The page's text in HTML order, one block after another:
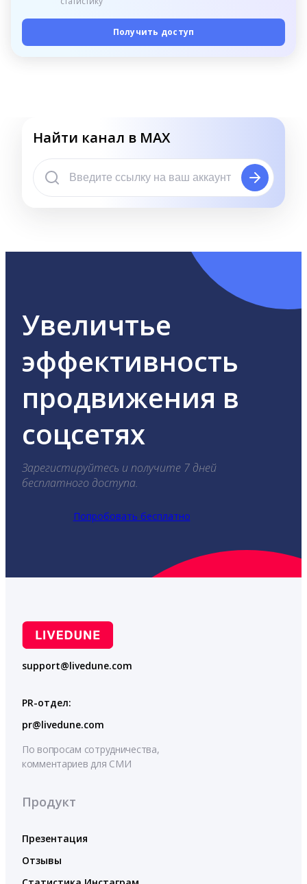
Получить доступ
Найти канал в MAX
Увеличтье
эффективность
продвижения в
соцсетях
Зарегистируйтесь и получите 7 дней
бесплатного доступа.
Попробовать бесплатно
support@livedune.com
PR-отдел:
pr@livedune.com
По вопросам сотрудничества,
комментариев для СМИ
Продукт
Презентация
Отзывы